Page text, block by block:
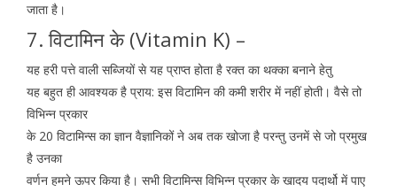
जाता है।
7. विटामिन के (Vitamin K) –
यह हरी पत्ते वाली सब्जियों से यह प्राप्त होता है रक्त का थक्का बनाने हेतु
यह बहुत ही आवश्यक है प्राय: इस विटामिन की कमी शरीर में नहीं होती। वैसे तो
विभिन्न प्रकार
के 20 विटामिन्स का ज्ञान वैज्ञानिकों ने अब तक खोजा है परन्तु उनमें से जो प्रमुख
है उनका
वर्णन हमने ऊपर किया है। सभी विटामिन्स विभिन्न प्रकार के खादय पदार्थो में पाए